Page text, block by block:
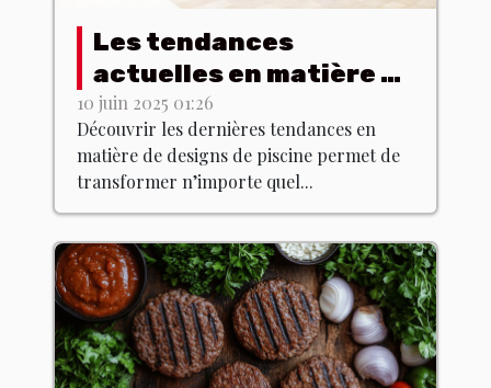
Les tendances
actuelles en matière de
designs de piscine
10 juin 2025 01:26
Découvrir les dernières tendances en
matière de designs de piscine permet de
transformer n’importe quel...